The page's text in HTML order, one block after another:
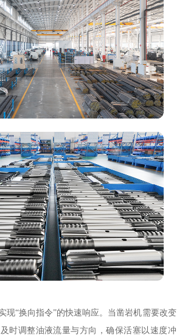
现“换向指令”的快速响应。当凿岩机需要改变
时调整油液流量与方向，确保活塞以速度冲